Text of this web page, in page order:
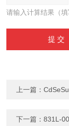
请输入计算结果（
上一篇：
下一篇：831L-